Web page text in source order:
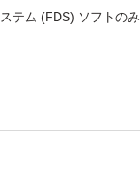
テム (FDS) ソフトのみ